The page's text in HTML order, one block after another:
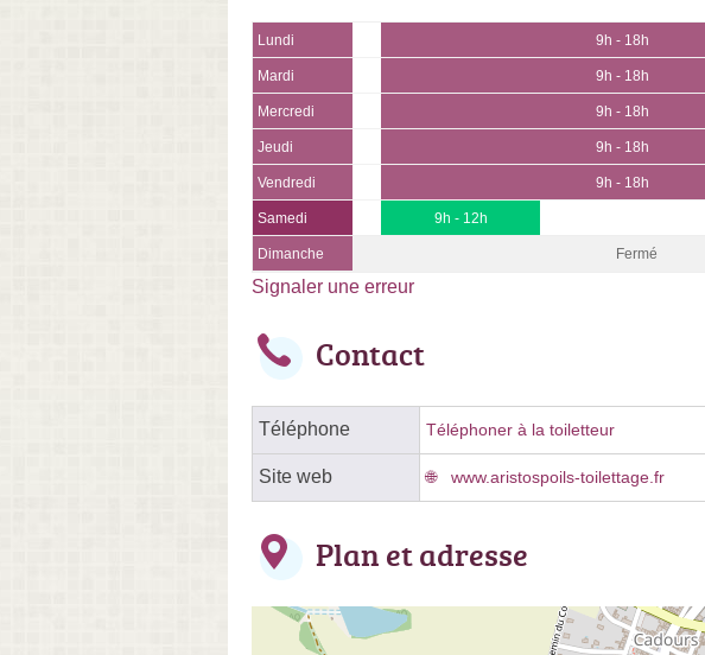
Lundi 9h - 18h
Mardi 9h - 18h
Mercredi 9h - 18h
Jeudi 9h - 18h
Vendredi 9h - 18h
Samedi 9h - 12h
Dimanche Fermé
Signaler une erreur
Contact
Téléphone Téléphoner à la toiletteur
Site web www.aristospoils-toilettage.fr
Plan et adresse